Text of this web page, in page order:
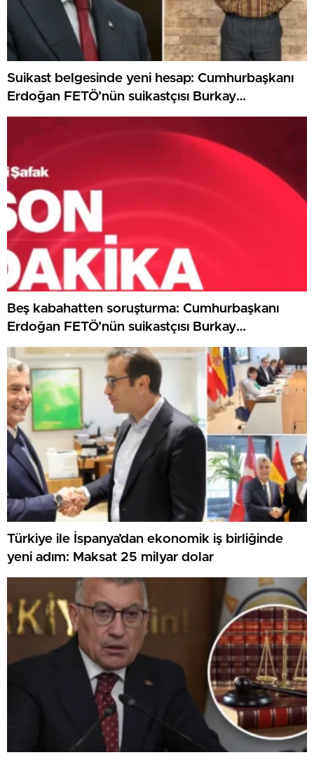
Suikast belgesinde yeni hesap: Cumhurbaşkanı
Erdoğan FETÖ’nün suikastçısı Burkay
Karatepe’den şikayetçi oldu
Beş kabahatten soruşturma: Cumhurbaşkanı
Erdoğan FETÖ’nün suikastçısı Burkay
Karatepe’den şikayetçi oldu
Türkiye ile İspanya’dan ekonomik iş birliğinde
yeni adım: Maksat 25 milyar dolar